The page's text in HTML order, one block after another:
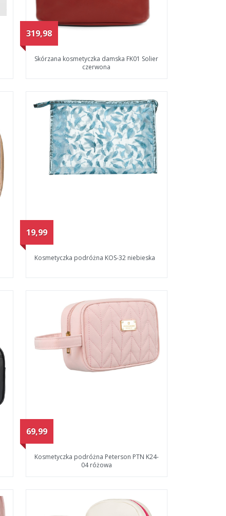
319,98
Skórzana kosmetyczka damska FK01 Solier
czerwona
19,99
Kosmetyczka podróżna KOS-32 niebieska
69,99
Kosmetyczka podróżna Peterson PTN K24-
04 różowa